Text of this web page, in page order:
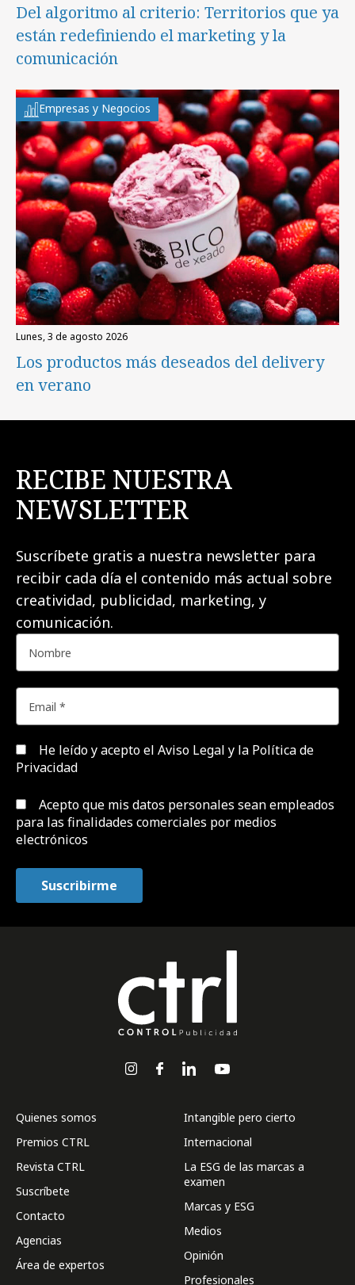
Del algoritmo al criterio: Territorios que ya
están redefiniendo el marketing y la
comunicación
Empresas y Negocios
lunes, 3 de agosto 2026
Los productos más deseados del delivery
en verano
RECIBE NUESTRA
NEWSLETTER
Suscríbete gratis a nuestra newsletter para
recibir cada día el contenido más actual sobre
creatividad, publicidad, marketing, y
comunicación.
He leído y acepto el Aviso Legal y la Política de
Privacidad
Acepto que mis datos personales sean empleados
para las finalidades comerciales por medios
electrónicos
Quienes somos
Premios CTRL
Revista CTRL
Suscríbete
Contacto
Agencias
Área de expertos
Intangible pero cierto
Internacional
La ESG de las marcas a
examen
Marcas y ESG
Medios
Opinión
Profesionales